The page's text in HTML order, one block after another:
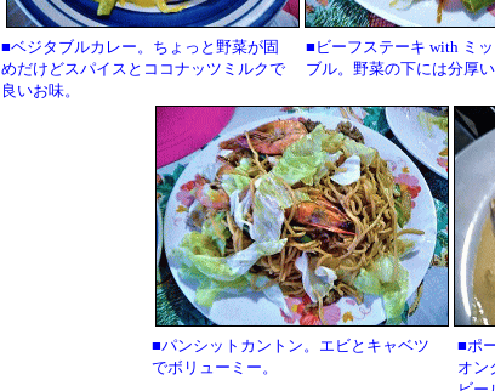
■ベジタブルカレー。ちょっと野菜が固
めだけどスパイスとココナッツミルクで
良いお味。
■ビーフステーキ with ミ
ブル。野菜の下には分厚い
■パンシットカントン。エビとキャベツ
でボリューミー。
■ポ
オン